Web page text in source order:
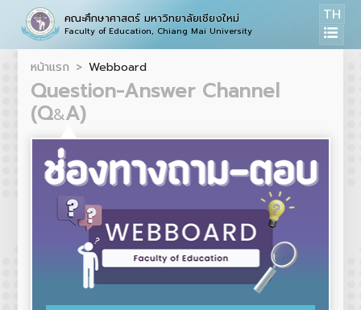
คณะศึกษาศาสตร์ มหาวิทยาลัยเชียงใหม่
Faculty of Education, Chiang Mai University
TH
หน้าแรก Webboard
Question-Answer Channel
(Q&A)